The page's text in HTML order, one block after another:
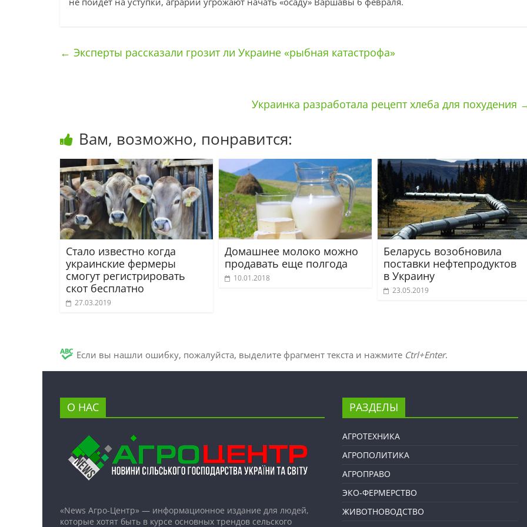
← Эксперты рассказали грозит ли Украине «рыбная катастрофа»
Украинка разработала рецепт хлеба для похудения
Вам, возможно, понравится:
Стало известно когда
украинские фермеры
смогут регистрировать
скот бесплатно
27.03.2019
Домашнее молоко можно
продавать еще полгода
10.01.2018
Беларусь возобновила
поставки нефтепродуктов
в Украину
23.05.2019
Если вы нашли ошибку, пожалуйста, выделите фрагмент текста и нажмите Ctrl+Enter.
О НАС
«News Агро-Центр» — информационное издание для людей,
которые хотят быть в курсе основных трендов сельского
РАЗДЕЛЫ
АГРОТЕХНИКА
АГРОПОЛИТИКА
АГРОПРАВО
ЭКО-ФЕРМЕРСТВО
ЖИВОТНОВОДСТВО